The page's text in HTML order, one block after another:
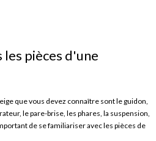
pièces d'une
que vous devez connaître sont le guidon,
le pare-brise, les phares, la suspension,
de se familiariser avec les pièces de